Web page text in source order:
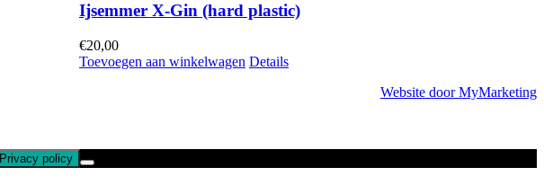
Ijsemmer X-Gin (hard plastic)
€20,00
Toevoegen aan winkelwagen Details
Website door MyMarketing
Privacy policy